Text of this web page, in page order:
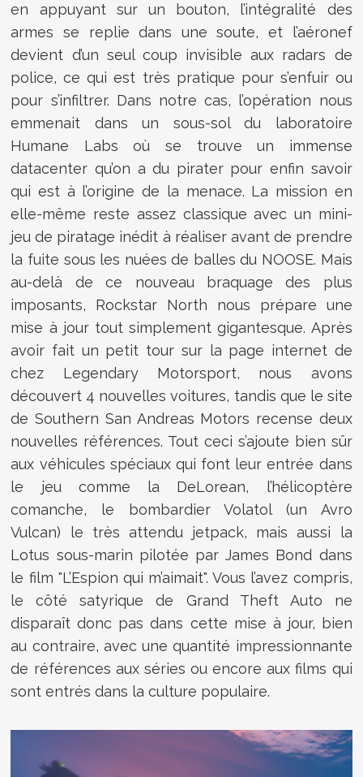
en appuyant sur un bouton, l’intégralité des
armes se replie dans une soute, et l’aéronef
devient d’un seul coup invisible aux radars de
police, ce qui est très pratique pour s’enfuir ou
pour s’infiltrer. Dans notre cas, l’opération nous
emmenait dans un sous-sol du laboratoire
Humane Labs où se trouve un immense
datacenter qu’on a du pirater pour enfin savoir
qui est à l’origine de la menace. La mission en
elle-même reste assez classique avec un mini-
jeu de piratage inédit à réaliser avant de prendre
la fuite sous les nuées de balles du NOOSE. Mais
au-delà de ce nouveau braquage des plus
imposants, Rockstar North nous prépare une
mise à jour tout simplement gigantesque. Après
avoir fait un petit tour sur la page internet de
chez Legendary Motorsport, nous avons
découvert 4 nouvelles voitures, tandis que le site
de Southern San Andreas Motors recense deux
nouvelles références. Tout ceci s’ajoute bien sûr
aux véhicules spéciaux qui font leur entrée dans
le jeu comme la DeLorean, l’hélicoptère
comanche, le bombardier Volatol (un Avro
Vulcan) le très attendu jetpack, mais aussi la
Lotus sous-marin pilotée par James Bond dans
le film "L’Espion qui m’aimait". Vous l’avez compris,
le côté satyrique de Grand Theft Auto ne
disparaît donc pas dans cette mise à jour, bien
au contraire, avec une quantité impressionnante
de références aux séries ou encore aux films qui
sont entrés dans la culture populaire.